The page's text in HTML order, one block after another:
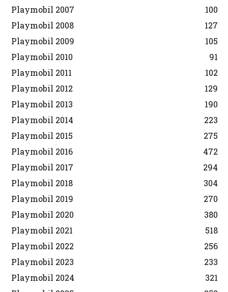
Playmobil 2007
100
Playmobil 2008
127
Playmobil 2009
105
Playmobil 2010
91
Playmobil 2011
102
Playmobil 2012
129
Playmobil 2013
190
Playmobil 2014
223
Playmobil 2015
275
Playmobil 2016
472
Playmobil 2017
294
Playmobil 2018
304
Playmobil 2019
270
Playmobil 2020
380
Playmobil 2021
518
Playmobil 2022
256
Playmobil 2023
233
Playmobil 2024
321